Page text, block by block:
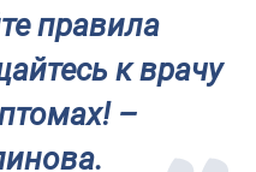
правила
к врачу
–